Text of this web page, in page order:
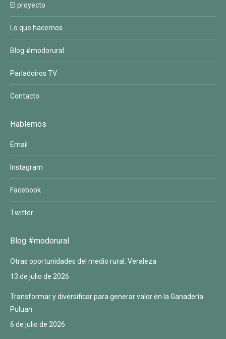
El proyecto
Lo que hacemos
Blog #modorural
Parladoiros TV
Contacto
Hablemos
Email
Instagram
Facebook
Twitter
Blog #modorural
Otras oportunidades del medio rural: Veraleza
13 de julio de 2026
Transformar y diversificar para generar valor en la Ganadería
Puluan
6 de julio de 2026